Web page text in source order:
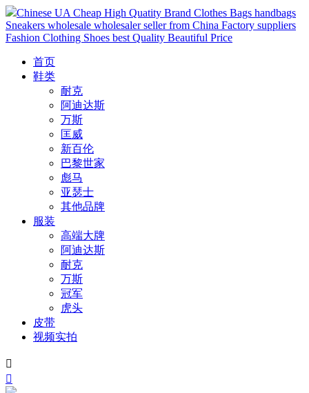
Chinese UA Cheap High Quatity Brand Clothes Bags handbags
Sneakers wholesale wholesaler seller from China Factory suppliers
Fashion Clothing Shoes best Quality Beautiful Price
首页
鞋类
耐克
阿迪达斯
万斯
匡威
新百伦
巴黎世家
彪马
亚瑟士
其他品牌
服装
高端大牌
阿迪达斯
耐克
万斯
冠军
虎头
皮带
视频实拍

